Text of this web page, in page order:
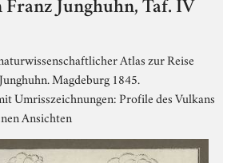
Franz Junghuhn, Taf. IV
Atlas zur Reise
Magdeburg 1845.
Umrisszeichnungen: Profile des Vulkans
Ansichten